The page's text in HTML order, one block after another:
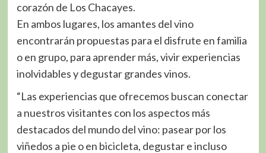
corazón de Los Chacayes.
En ambos lugares, los amantes del vino
encontrarán propuestas para el disfrute en familia
o en grupo, para aprender más, vivir experiencias
inolvidables y degustar grandes vinos.
“Las experiencias que ofrecemos buscan conectar
a nuestros visitantes con los aspectos más
destacados del mundo del vino: pasear por los
viñedos a pie o en bicicleta, degustar e incluso